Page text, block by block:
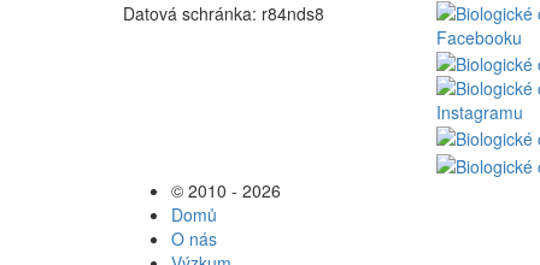
Datová schránka: r84nds8
© 2010 - 2026
Domů
O nás